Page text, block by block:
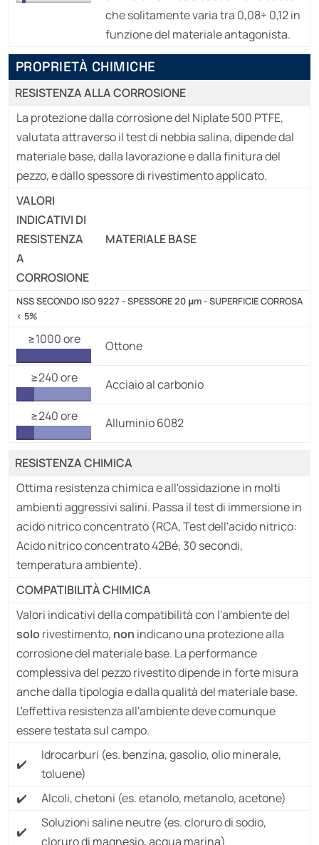
che solitamente varia tra 0,08÷ 0,12 in
funzione del materiale antagonista.
PROPRIETÀ CHIMICHE
RESISTENZA ALLA CORROSIONE
La protezione dalla corrosione del Niplate 500 PTFE,
valutata attraverso il test di nebbia salina, dipende dal
materiale base, dalla lavorazione e dalla finitura del
pezzo, e dallo spessore di rivestimento applicato.
VALORI
INDICATIVI DI
RESISTENZA
A
CORROSIONE
MATERIALE BASE
NSS SECONDO ISO 9227 - SPESSORE 20 μm- SUPERFICIE CORROSA
< 5%
≥1000 ore
Ottone
≥240 ore
Acciaio al carbonio
≥240 ore
Alluminio 6082
RESISTENZA CHIMICA
Ottima resistenza chimica e all'ossidazione in molti
ambienti aggressivi salini. Passa il test di immersione in
acido nitrico concentrato (RCA, Test dell'acido nitrico:
Acido nitrico concentrato 42Bé, 30 secondi,
temperatura ambiente).
COMPATIBILITÀ CHIMICA
Valori indicativi della compatibilità con l'ambiente del
solo rivestimento, non indicano una protezione alla
corrosione del materiale base. La performance
complessiva del pezzo rivestito dipende in forte misura
anche dalla tipologia e dalla qualità del materiale base.
L'effettiva resistenza all'ambiente deve comunque
essere testata sul campo.
Idrocarburi (es. benzina, gasolio, olio minerale,
toluene)
Alcoli, chetoni (es. etanolo, metanolo, acetone)
Soluzioni saline neutre (es. cloruro di sodio,
cloruro di magnesio, acqua marina)